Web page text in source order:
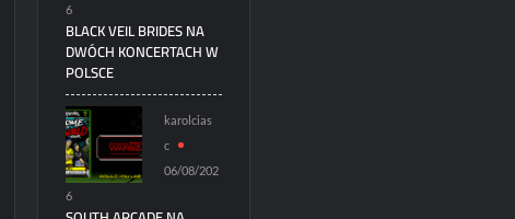
6
BLACK VEIL BRIDES NA
DWÓCH KONCERTACH W
POLSCE
karolcias
c
06/08/202
6